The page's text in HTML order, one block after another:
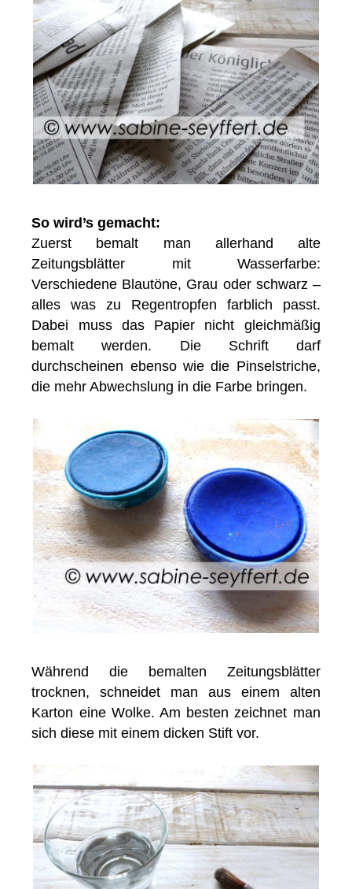
So wird’s gemacht:
Zuerst bemalt man allerhand alte
Zeitungsblätter mit Wasserfarbe:
Verschiedene Blautöne, Grau oder schwarz –
alles was zu Regentropfen farblich passt.
Dabei muss das Papier nicht gleichmäßig
bemalt werden. Die Schrift darf
durchscheinen ebenso wie die Pinselstriche,
die mehr Abwechslung in die Farbe bringen.
Während die bemalten Zeitungsblätter
trocknen, schneidet man aus einem alten
Karton eine Wolke. Am besten zeichnet man
sich diese mit einem dicken Stift vor.